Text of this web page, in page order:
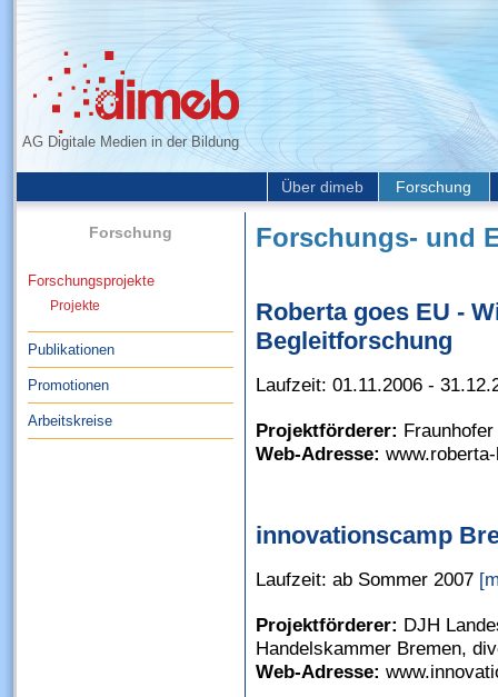
AG Digitale Medien in der Bildung
Über dimeb Forschung
Forschung
Forschungsprojekte
Projekte
Publikationen
Promotionen
Arbeitskreise
Forschungs- und
Roberta goes EU -
Begleitforschung
Laufzeit: 01.11.2006 -
Projektförderer:
Web-Adresse:
innovationscamp
Laufzeit: ab Sommer 2007
Projektförderer: DJH
Handelskammer Bremen,
Web-Adresse: